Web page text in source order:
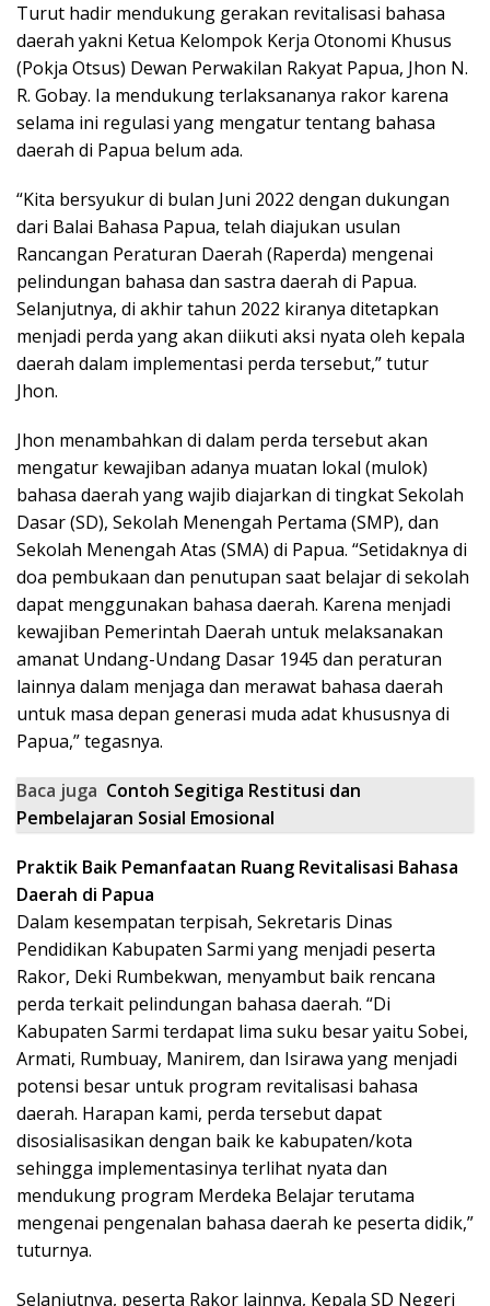
Turut hadir mendukung gerakan revitalisasi bahasa
daerah yakni Ketua Kelompok Kerja Otonomi Khusus
(Pokja Otsus) Dewan Perwakilan Rakyat Papua, Jhon N.
R. Gobay. Ia mendukung terlaksananya rakor karena
selama ini regulasi yang mengatur tentang bahasa
daerah di Papua belum ada.
“Kita bersyukur di bulan Juni 2022 dengan dukungan
dari Balai Bahasa Papua, telah diajukan usulan
Rancangan Peraturan Daerah (Raperda) mengenai
pelindungan bahasa dan sastra daerah di Papua.
Selanjutnya, di akhir tahun 2022 kiranya ditetapkan
menjadi perda yang akan diikuti aksi nyata oleh kepala
daerah dalam implementasi perda tersebut,” tutur
Jhon.
Jhon menambahkan di dalam perda tersebut akan
mengatur kewajiban adanya muatan lokal (mulok)
bahasa daerah yang wajib diajarkan di tingkat Sekolah
Dasar (SD), Sekolah Menengah Pertama (SMP), dan
Sekolah Menengah Atas (SMA) di Papua. “Setidaknya di
doa pembukaan dan penutupan saat belajar di sekolah
dapat menggunakan bahasa daerah. Karena menjadi
kewajiban Pemerintah Daerah untuk melaksanakan
amanat Undang-Undang Dasar 1945 dan peraturan
lainnya dalam menjaga dan merawat bahasa daerah
untuk masa depan generasi muda adat khususnya di
Papua,” tegasnya.
Baca juga Contoh Segitiga Restitusi dan
Pembelajaran Sosial Emosional
Praktik Baik Pemanfaatan Ruang Revitalisasi Bahasa
Daerah di Papua
Dalam kesempatan terpisah, Sekretaris Dinas
Pendidikan Kabupaten Sarmi yang menjadi peserta
Rakor, Deki Rumbekwan, menyambut baik rencana
perda terkait pelindungan bahasa daerah. “Di
Kabupaten Sarmi terdapat lima suku besar yaitu Sobei,
Armati, Rumbuay, Manirem, dan Isirawa yang menjadi
potensi besar untuk program revitalisasi bahasa
daerah. Harapan kami, perda tersebut dapat
disosialisasikan dengan baik ke kabupaten/kota
sehingga implementasinya terlihat nyata dan
mendukung program Merdeka Belajar terutama
mengenai pengenalan bahasa daerah ke peserta didik,”
tuturnya.
Selanjutnya, peserta Rakor lainnya, Kepala SD Negeri